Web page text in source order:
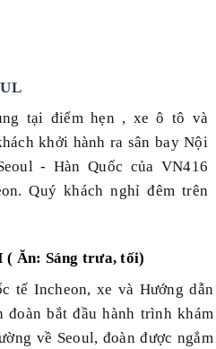
tại điểm hẹn , xe ô tô và
khởi hành ra sân bay Nội
- Hàn Quốc của VN416
Quý khách nghỉ đêm trên
( Ăn: Sáng trưa, tối)
tế Incheon, xe và Hướng dẫn
bắt đầu hành trình khám
về Seoul, đoàn được ngắm